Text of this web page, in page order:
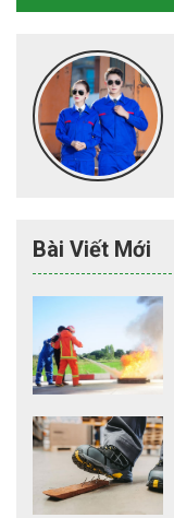
Bài Viết Mới